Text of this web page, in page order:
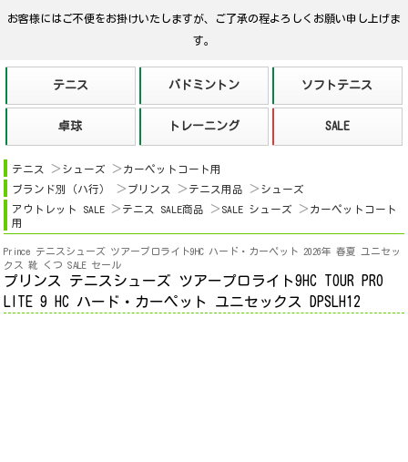
お客様にはご不便をお掛けいたしますが、ご了承の程よろしくお願い申し上げま
す。
テニス シューズ
カーペットコート用
ブランド別（ハ行）
プリンス テニス用品
シューズ
アウトレット SALE
テニス SALE商品 SALE シューズ
カーペットコート
用
Prince テニスシューズ ツアープロライト9HC ハード・カーペット 2026年 春夏 ユニセッ
クス 靴 くつ SALE セール
プリンス テニスシューズ ツアープロライト9HC TOUR PRO
LITE 9 HC ハード・カーペット ユニセックス DPSLH12